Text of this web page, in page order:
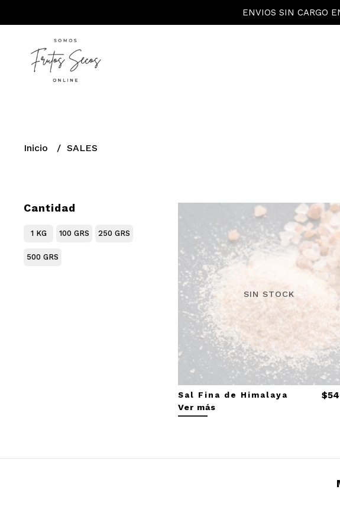
ENVIOS SIN CARGO
Inicio SALES
Cantidad
1 KG 100 GRS 250 GRS
500 GRS
SIN STOCK
Sal Fina de Himalaya
Ver más